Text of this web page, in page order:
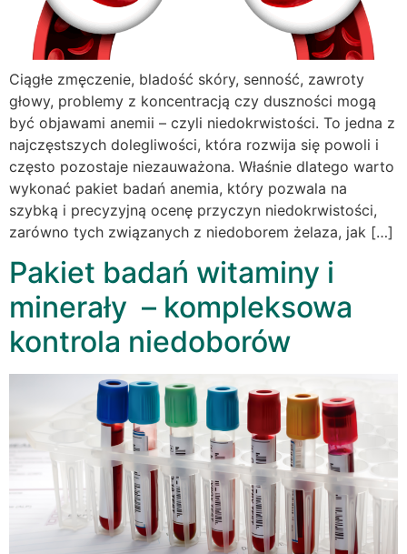
Ciągłe zmęczenie, bladość skóry, senność, zawroty
głowy, problemy z koncentracją czy duszności mogą
być objawami anemii – czyli niedokrwistości. To jedna z
najczęstszych dolegliwości, która rozwija się powoli i
często pozostaje niezauważona. Właśnie dlatego warto
wykonać pakiet badań anemia, który pozwala na
szybką i precyzyjną ocenę przyczyn niedokrwistości,
zarówno tych związanych z niedoborem żelaza, jak […]
Pakiet badań witaminy i
minerały – kompleksowa
kontrola niedoborów